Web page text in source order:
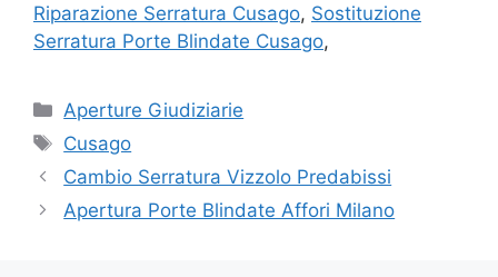
Riparazione Serratura Cusago, Sostituzione
Serratura Porte Blindate Cusago,
Categorie
Aperture Giudiziarie
Tag
Cusago
Cambio Serratura Vizzolo Predabissi
Apertura Porte Blindate Affori Milano